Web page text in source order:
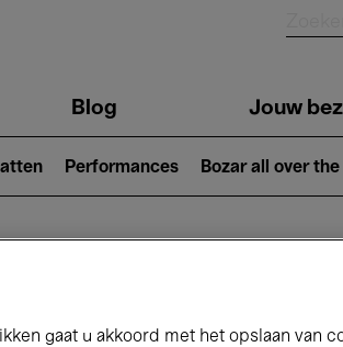
Blog Jouw
Performances Bozar all over
gaat u akkoord met het opslaan van